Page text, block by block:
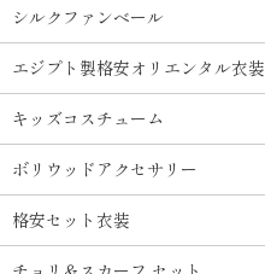
シルクファンベール
エジプト製格安オリエンタル衣装
キッズコスチューム
ボリウッドアクセサリー
格安セット衣装